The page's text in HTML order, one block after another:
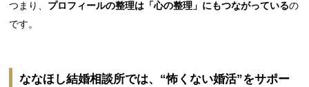
つまり、 プロフィールの整理は「心の整理」にもつながっているの
です。
ななほし結婚相談所では、“怖くない婚活”をサポー